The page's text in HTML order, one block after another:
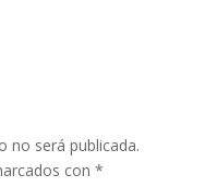
no será publicada.
con *